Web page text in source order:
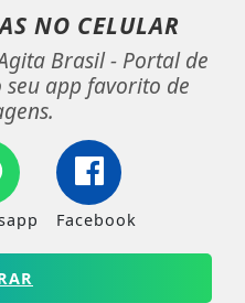
NO CELULAR
Brasil - Portal de
app favorito de
Facebook